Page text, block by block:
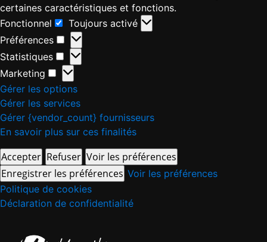
certaines caractéristiques et fonctions.
Fonctionnel
Toujours activé
Préférences
Statistiques
Marketing
Gérer les options
Gérer les services
Gérer {vendor_count} fournisseurs
En savoir plus sur ces finalités
Accepter Refuser Voir les préférences
Enregistrer les préférences Voir les préférences
Politique de cookies
Déclaration de confidentialité